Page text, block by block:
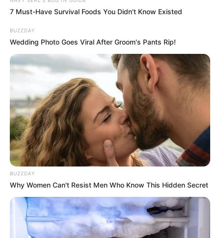
7 Must-Have Survival Foods You Didn't Know Existed
BUZZDAY
Wedding Photo Goes Viral After Groom's Pants Rip!
BUZZDAY
Why Women Can't Resist Men Who Know This Hidden Secret